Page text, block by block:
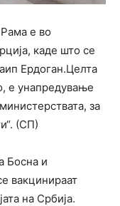
е во
каде што се
Ердоган.Целта
е унапредување
за
(СП)
Босна и
вакцинираат
на Србија.